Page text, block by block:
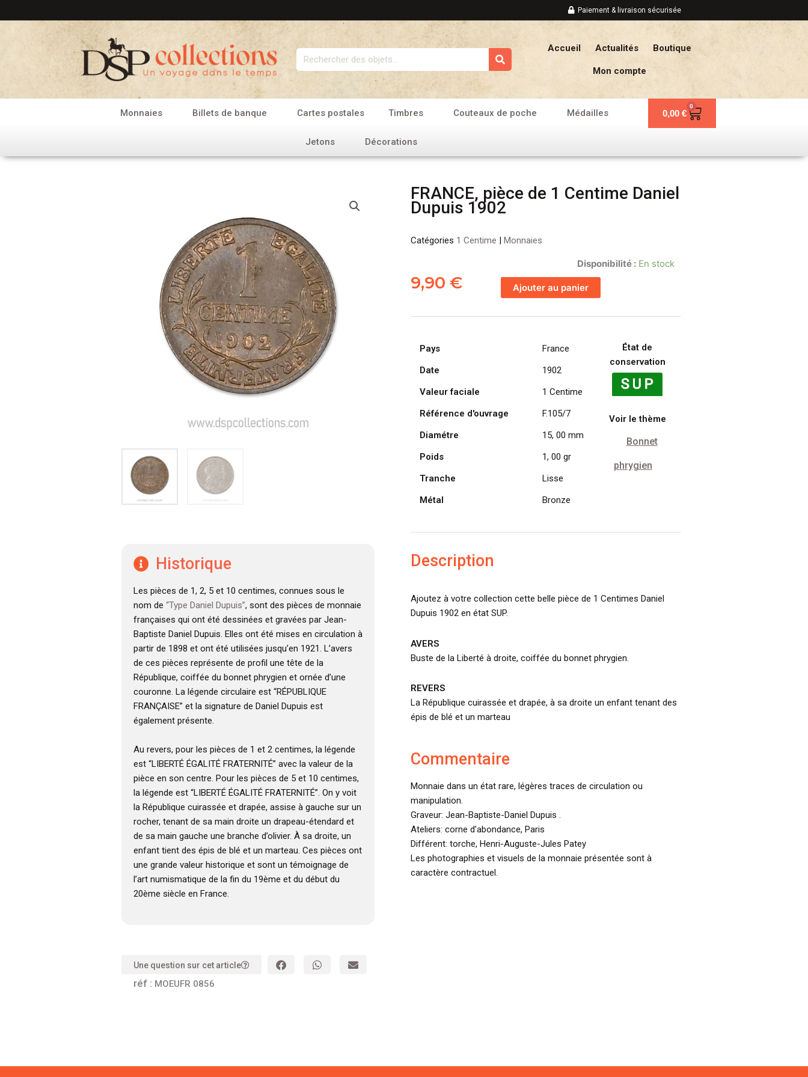
au
contenu
Paiement & livraison sécurisée
Rechercher
Accueil Actualités Boutique
Mon compte
Monnaies Billets de banque Cartes postales Timbres Couteaux de poche Médailles
Jetons Décorations
0,00 €
0
Panier
Historique
Les pièces de 1, 2, 5 et 10 centimes, connues sous le
nom de “Type Daniel Dupuis”, sont des pièces de monnaie
françaises qui ont été dessinées et gravées par Jean-
Baptiste Daniel Dupuis. Elles ont été mises en circulation à
partir de 1898 et ont été utilisées jusqu’en 1921. L’avers
de ces pièces représente de profil une tête de la
République, coiffée du bonnet phrygien et ornée d’une
couronne. La légende circulaire est “RÉPUBLIQUE
FRANÇAISE” et la signature de Daniel Dupuis est
également présente.
Au revers, pour les pièces de 1 et 2 centimes, la légende
est “LIBERTÉ ÉGALITÉ FRATERNITÉ” avec la valeur de la
pièce en son centre. Pour les pièces de 5 et 10 centimes,
la légende est “LIBERTÉ ÉGALITÉ FRATERNITÉ”. On y voit
la République cuirassée et drapée, assise à gauche sur un
rocher, tenant de sa main droite un drapeau-étendard et
de sa main gauche une branche d’olivier. À sa droite, un
enfant tient des épis de blé et un marteau. Ces pièces ont
une grande valeur historique et sont un témoignage de
l’art numismatique de la fin du 19ème et du début du
20ème siècle en France.
Une question sur cet article
réf : MOEUFR 0856
FRANCE, pièce de 1 Centime Daniel
Dupuis 1902
Catégories 1 Centime | Monnaies
9,90 €
Disponibilité : En stock
de
FRANCE,
de
Ajouter au panier
Pays
France
Date
1902
Valeur faciale
1 Centime
Référence d'ouvrage
F.105/7
Diamétre
15, 00 mm
Poids
1, 00 gr
Tranche
Lisse
Métal
Bronze
État de
conservation
Voir le thème
Bonnet
phrygien
Description
Ajoutez à votre collection cette belle pièce de 1 Centimes Daniel
Dupuis 1902 en état SUP.
AVERS
Buste de la Liberté à droite, coiffée du bonnet phrygien.
REVERS
La République cuirassée et drapée, à sa droite un enfant tenant des
épis de blé et un marteau
Commentaire
Monnaie dans un état rare, légères traces de circulation ou
manipulation.
Graveur: Jean-Baptiste-Daniel Dupuis .
Ateliers: corne d’abondance, Paris
Différent: torche, Henri-Auguste-Jules Patey
Les photographies et visuels de la monnaie présentée sont à
caractère contractuel.